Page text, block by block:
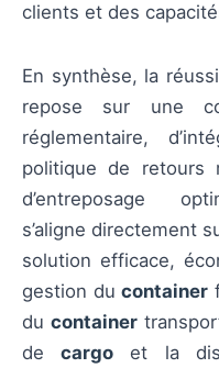
clients et des
En synthèse, la
repose sur une
réglementaire,
politique de retours
d’entreposage
s’aligne directement
solution efficace,
gestion ducontainer
du container
decargo et la